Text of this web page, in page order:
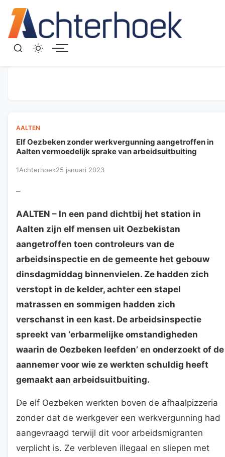
AALTEN
Elf Oezbeken zonder werkvergunning aangetroffen in
Aalten vermoedelijk sprake van arbeidsuitbuiting
1Achterhoek25 januari 2023
–
AALTEN – In een pand dichtbij het station in
Aalten zijn elf mensen uit Oezbekistan
aangetroffen toen controleurs van de
arbeidsinspectie en de gemeente het gebouw
dinsdagmiddag binnenvielen. Ze hadden zich
verstopt in de kelder, achter een stapel
matrassen en sommigen hadden zich
verschanst in een kast. De arbeidsinspectie
spreekt van ‘erbarmelijke omstandigheden
waarin de Oezbeken leefden’ en onderzoekt of de
aannemer voor wie ze werkten schuldig heeft
gemaakt aan arbeidsuitbuiting.
De elf Oezbeken werkten boven de afhaalpizzeria
zonder dat de werkgever een werkvergunning had
aangevraagd terwijl dit voor arbeidsmigranten
verplicht is. Ze verbleven illegaal en sliepen met